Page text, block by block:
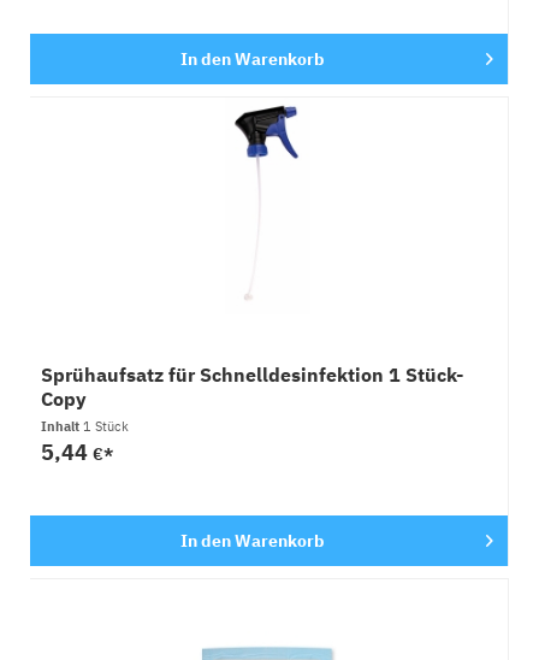
In denWarenkorb
Sprühaufsatz für Schnelldesinfektion 1 Stück-
Copy
Inhalt1 Stück
5,44€*
In denWarenkorb